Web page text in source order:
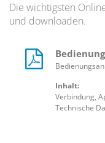
Die wichtigsten
und downloaden.
Inhalt:
Verbindung,
Technische